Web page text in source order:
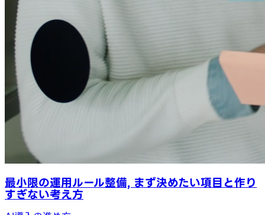
最小限の運用ルール整備, まず決めたい項目と作り
すぎない考え方